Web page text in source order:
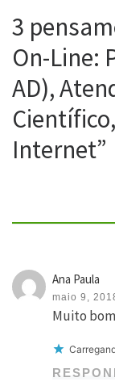
3
On-Line:
AD),
Internet”
Ana Paula
maio 9,
Muito